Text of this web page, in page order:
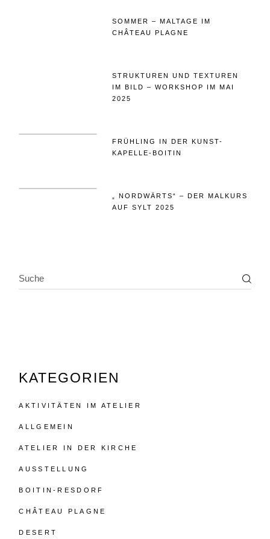
SOMMER – MALTAGE IM
CHÂTEAU PLAGNE
STRUKTUREN UND TEXTUREN
IM BILD – WORKSHOP IM MAI
2025
FRÜHLING IN DER KUNST-
KAPELLE-BOITIN
„ NORDWÄRTS“ – DER MALKURS
AUF SYLT 2025
KATEGORIEN
AKTIVITÄTEN IM ATELIER
ALLGEMEIN
ATELIER IN DER KIRCHE
AUSSTELLUNG
BOITIN-RESDORF
CHÂTEAU PLAGNE
DESERT